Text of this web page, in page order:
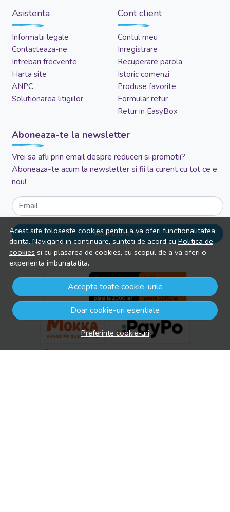
Acest site foloseste cookies pentru a va oferi functionalitatea
dorita. Navigand in continuare, sunteti de acord cuPolitica de
cookies si cu plasarea de cookies, cu scopul de a va oferi o
experienta imbunatatita.
Accepta toate cookie-urile
Doar cookie-uri esentiale
Preferinte cookie-uri
Asistenta
Informatii legale
Contacteaza-ne
Intrebari frecvente
Harta site
ANPC
Solutionarea litigiilor
Cont client
Contul meu
Inregistrare
Recuperare parola
Istoric comenzi
Produse favorite
Formular retur
Retur in EasyBox
Aboneaza-te la newsletter
Vrei sa afli prin email despre reduceri si promotii?
Aboneaza-te acum la newsletter si fii la curent cu tot ce e
nou!
Email
Aboneaza-te